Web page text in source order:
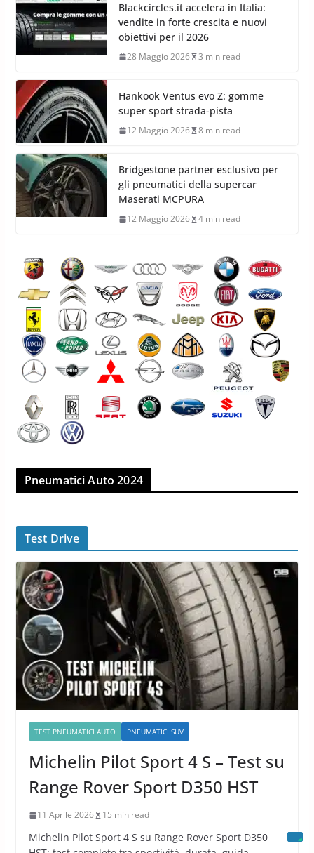
Blackcircles.it accelera in Italia:
vendite in forte crescita e nuovi
obiettivi per il 2026
28 Maggio 2026 3 min read
Hankook Ventus evo Z: gomme
super sport strada-pista
12 Maggio 2026 8 min read
Bridgestone partner esclusivo per
gli pneumatici della supercar
Maserati MCPURA
12 Maggio 2026 4 min read
Pneumatici Auto 2024
Test Drive
TEST PNEUMATICI AUTO PNEUMATICI SUV
Michelin Pilot Sport 4 S – Test su
Range Rover Sport D350 HST
11 Aprile 2026 15 min read
Michelin Pilot Sport 4 S su Range Rover Sport D350